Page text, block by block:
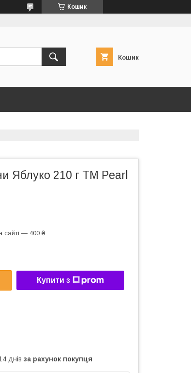
Кошик
Кошик
Яблуко 210 г ТМ Pearl
сайті — 400 ₴
Купити з
днів за рахунок покупця